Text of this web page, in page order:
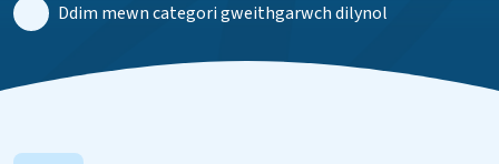
Ddim mewn categori gweithgarwch dilynol